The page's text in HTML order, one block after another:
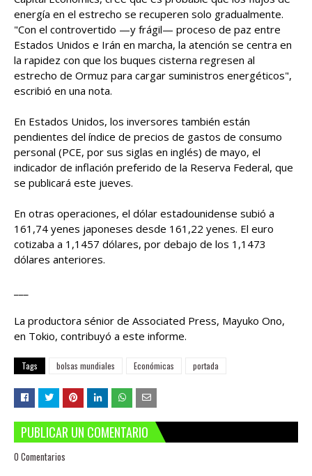
energía en el estrecho se recuperen solo gradualmente.
"Con el controvertido —y frágil— proceso de paz entre
Estados Unidos e Irán en marcha, la atención se centra en
la rapidez con que los buques cisterna regresen al
estrecho de Ormuz para cargar suministros energéticos",
escribió en una nota.
En Estados Unidos, los inversores también están
pendientes del índice de precios de gastos de consumo
personal (PCE, por sus siglas en inglés) de mayo, el
indicador de inflación preferido de la Reserva Federal, que
se publicará este jueves.
En otras operaciones, el dólar estadounidense subió a
161,74 yenes japoneses desde 161,22 yenes. El euro
cotizaba a 1,1457 dólares, por debajo de los 1,1473
dólares anteriores.
La productora sénior de Associated Press, Mayuko Ono,
en Tokio, contribuyó a este informe.
Tags bolsas mundiales Económicas portada
PUBLICAR UN COMENTARIO
0 Comentarios